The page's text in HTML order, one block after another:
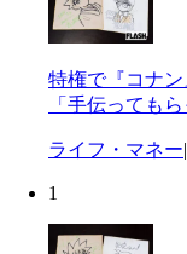
特権で『コナ
「手伝っても
ライフ・マネー|
1